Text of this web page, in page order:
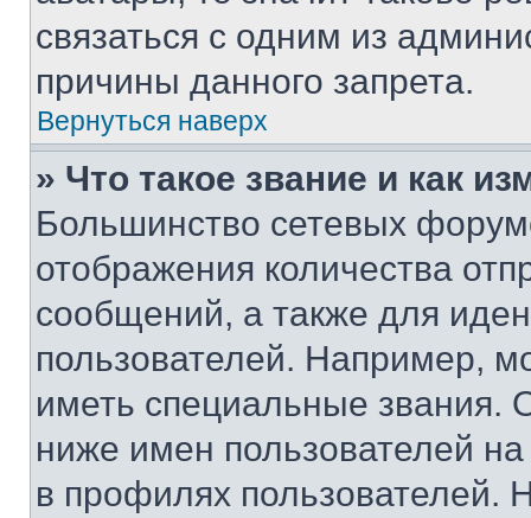
связаться с одним из
причины данного запрета.
Вернуться наверх
» Что такое звание и как
Большинство сетевых
отображения количества
сообщений, а также для
пользователей. Например,
иметь специальные звания.
ниже имен пользователей
в профилях